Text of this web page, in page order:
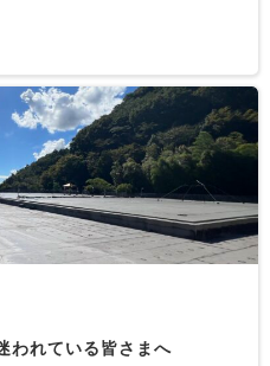
われている皆さまへ